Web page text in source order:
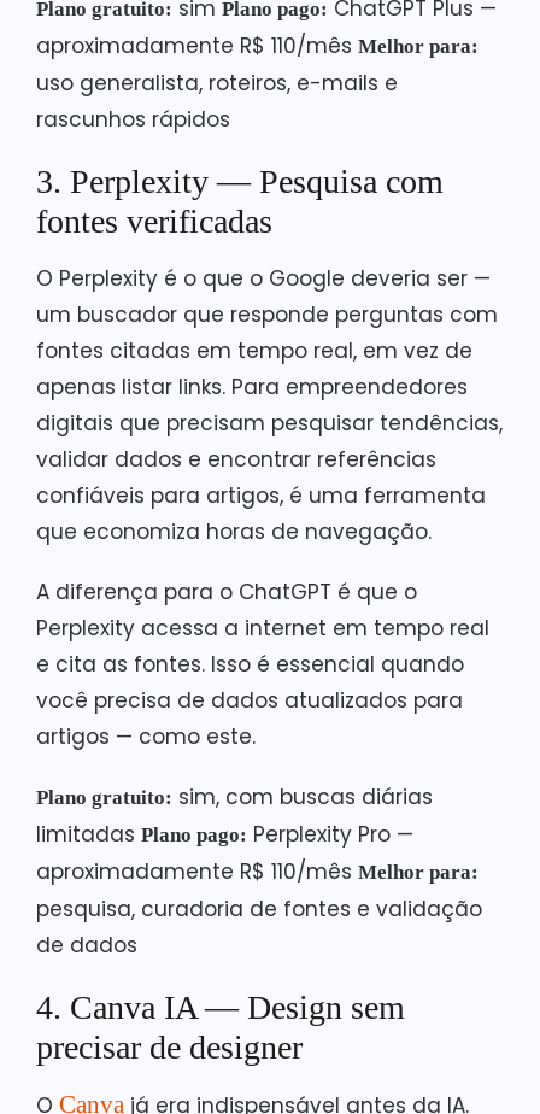
Plano gratuito: sim Plano pago: ChatGPT Plus —
aproximadamente R$ 110/mês Melhor para:
uso generalista, roteiros, e-mails e
rascunhos rápidos
3. Perplexity — Pesquisa com
fontes verificadas
O Perplexity é o que o Google deveria ser —
um buscador que responde perguntas com
fontes citadas em tempo real, em vez de
apenas listar links. Para empreendedores
digitais que precisam pesquisar tendências,
validar dados e encontrar referências
confiáveis para artigos, é uma ferramenta
que economiza horas de navegação.
A diferença para o ChatGPT é que o
Perplexity acessa a internet em tempo real
e cita as fontes. Isso é essencial quando
você precisa de dados atualizados para
artigos — como este.
Plano gratuito: sim, com buscas diárias
limitadas Plano pago: Perplexity Pro —
aproximadamente R$ 110/mês Melhor para:
pesquisa, curadoria de fontes e validação
de dados
4. Canva IA — Design sem
precisar de designer
O Canva já era indispensável antes da IA.